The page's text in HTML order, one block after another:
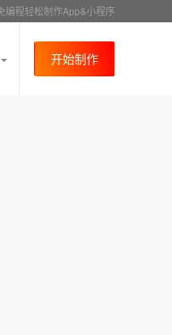
编程轻松制作App&小程序
开始制作